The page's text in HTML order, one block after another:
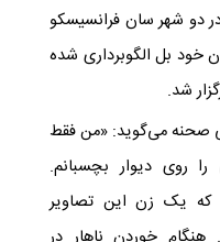
دو شهر سان فرانسیسکو
خود بل الگوبرداری شده
شد.
صحنه می‌گوید: «من فقط
روی دیوار بچسبانم.
که یک زن این تصاویر